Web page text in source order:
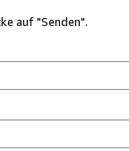
auf "Senden".